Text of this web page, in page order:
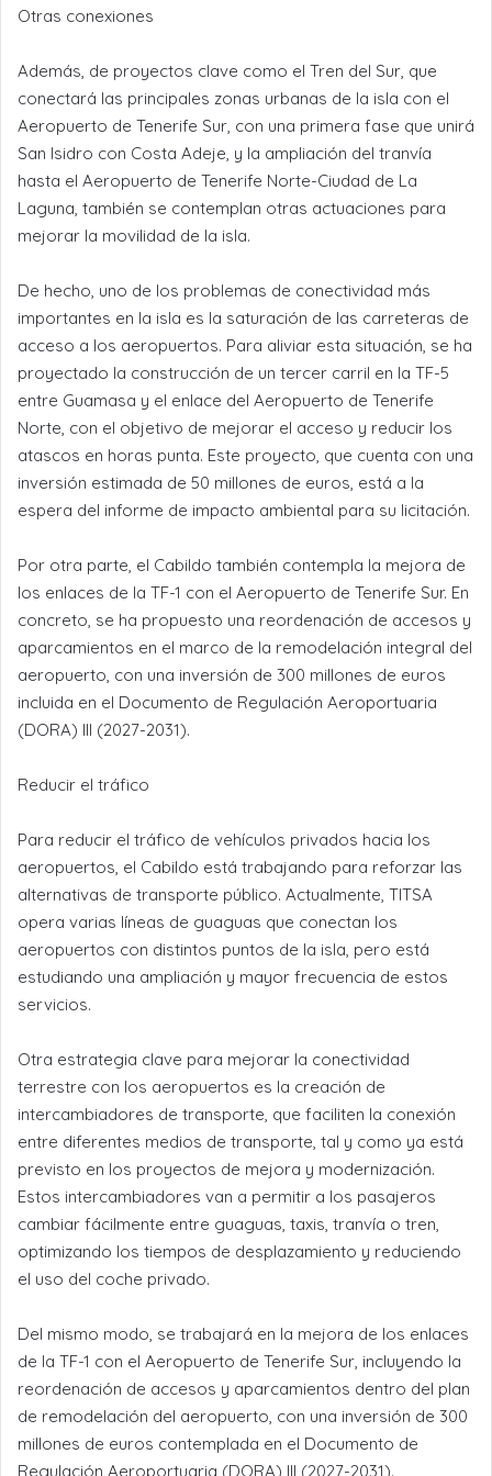
Otras conexiones
Además, de proyectos clave como el Tren del Sur, que
conectará las principales zonas urbanas de la isla con el
Aeropuerto de Tenerife Sur, con una primera fase que unirá
San Isidro con Costa Adeje, y la ampliación del tranvía
hasta el Aeropuerto de Tenerife Norte-Ciudad de La
Laguna, también se contemplan otras actuaciones para
mejorar la movilidad de la isla.
De hecho, uno de los problemas de conectividad más
importantes en la isla es la saturación de las carreteras de
acceso a los aeropuertos. Para aliviar esta situación, se ha
proyectado la construcción de un tercer carril en la TF-5
entre Guamasa y el enlace del Aeropuerto de Tenerife
Norte, con el objetivo de mejorar el acceso y reducir los
atascos en horas punta. Este proyecto, que cuenta con una
inversión estimada de 50 millones de euros, está a la
espera del informe de impacto ambiental para su licitación.
Por otra parte, el Cabildo también contempla la mejora de
los enlaces de la TF-1 con el Aeropuerto de Tenerife Sur. En
concreto, se ha propuesto una reordenación de accesos y
aparcamientos en el marco de la remodelación integral del
aeropuerto, con una inversión de 300 millones de euros
incluida en el Documento de Regulación Aeroportuaria
(DORA) III (2027-2031).
Reducir el tráfico
Para reducir el tráfico de vehículos privados hacia los
aeropuertos, el Cabildo está trabajando para reforzar las
alternativas de transporte público. Actualmente, TITSA
opera varias líneas de guaguas que conectan los
aeropuertos con distintos puntos de la isla, pero está
estudiando una ampliación y mayor frecuencia de estos
servicios.
Otra estrategia clave para mejorar la conectividad
terrestre con los aeropuertos es la creación de
intercambiadores de transporte, que faciliten la conexión
entre diferentes medios de transporte, tal y como ya está
previsto en los proyectos de mejora y modernización.
Estos intercambiadores van a permitir a los pasajeros
cambiar fácilmente entre guaguas, taxis, tranvía o tren,
optimizando los tiempos de desplazamiento y reduciendo
el uso del coche privado.
Del mismo modo, se trabajará en la mejora de los enlaces
de la TF-1 con el Aeropuerto de Tenerife Sur, incluyendo la
reordenación de accesos y aparcamientos dentro del plan
de remodelación del aeropuerto, con una inversión de 300
millones de euros contemplada en el Documento de
Regulación Aeroportuaria (DORA) III (2027-2031).